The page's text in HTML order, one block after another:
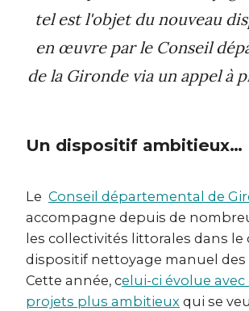
tel est l'objet du nouveau
en œuvre par le Conseil
de la Gironde via un appel à
Un dispositif ambitieux…
Le Conseil départemental de
accompagne depuis de
les collectivités littorales dans le
dispositif nettoyage manuel des
Cette année, celui-ci évolue
projets plus ambitieux qui se